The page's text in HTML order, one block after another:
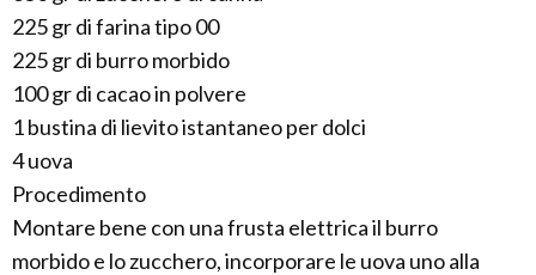
225 gr di farina tipo 00
225 gr di burro morbido
100 gr di cacao in polvere
1 bustina di lievito istantaneo per dolci
4 uova
Procedimento
Montare bene con una frusta elettrica il burro
morbido e lo zucchero, incorporare le uova uno alla